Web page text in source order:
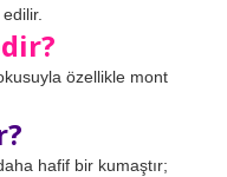
özellikle mont
hafif bir kumaştır;